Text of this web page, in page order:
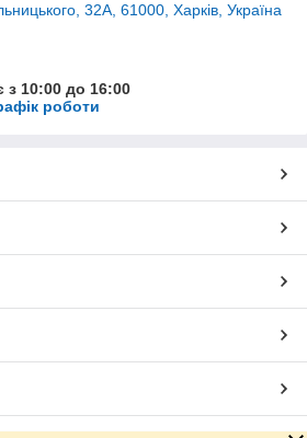
32А, 61000, Харків, Україна
з 10:00 до 16:00
роботи